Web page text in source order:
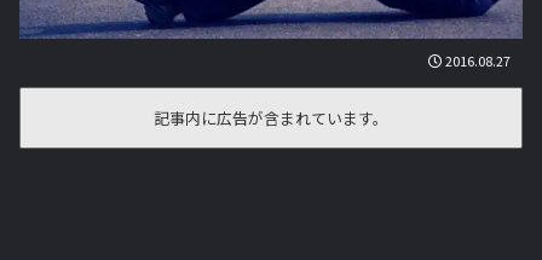
2016.08.27
記事内に広告が含まれています。